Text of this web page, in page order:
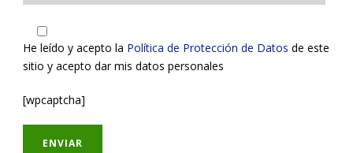
He leído y acepto la Política de Protección de Datos de este
sitio y acepto dar mis datos personales
[wpcaptcha]